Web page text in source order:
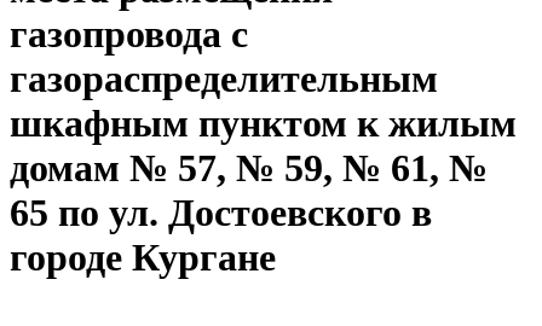
газопровода с
газораспределительным
шкафным пунктом к жилым
домам № 57, № 59, № 61, №
65 по ул. Достоевского в
городе Кургане